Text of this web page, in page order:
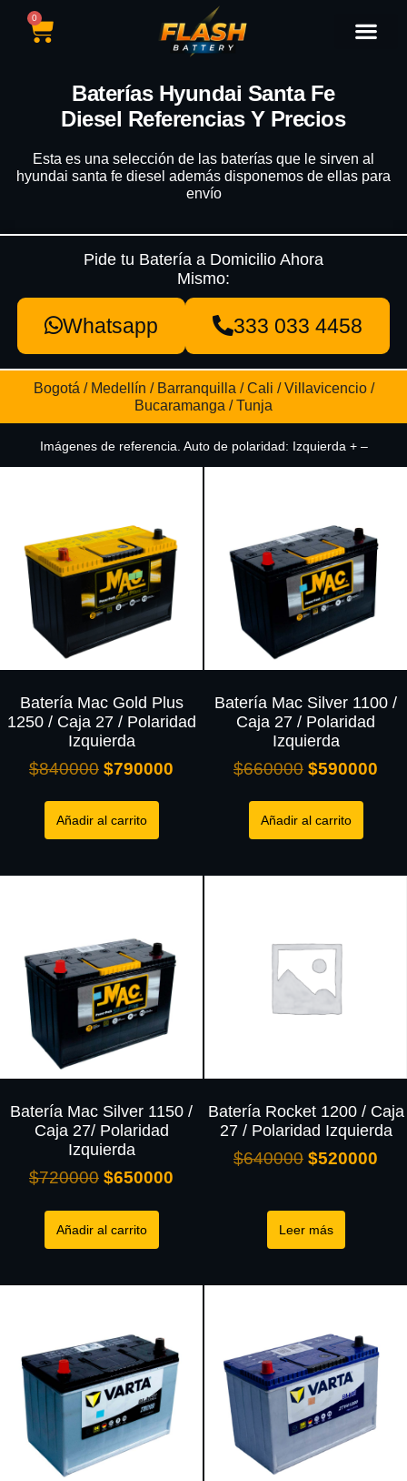
0
Baterías Hyundai Santa Fe
Diesel Referencias Y Precios
Esta es una selección de las baterías que le sirven al
hyundai santa fe diesel además disponemos de ellas para
envío
Pide tu Batería a Domicilio Ahora
Mismo:
Whatsapp 333 033 4458
Bogotá / Medellín / Barranquilla / Cali / Villavicencio /
Bucaramanga / Tunja
Imágenes de referencia. Auto de polaridad: Izquierda + –
Batería Mac Gold Plus
1250 / Caja 27 / Polaridad
Izquierda
$840000 $790000
Añadir al carrito
Batería Mac Silver 1100 /
Caja 27 / Polaridad
Izquierda
$660000 $590000
Añadir al carrito
Batería Mac Silver 1150 /
Caja 27/ Polaridad
Izquierda
$720000 $650000
Añadir al carrito
Batería Rocket 1200 / Caja
27 / Polaridad Izquierda
$640000 $520000
Leer más